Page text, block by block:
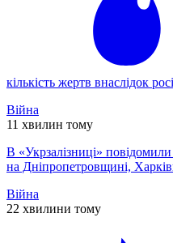
кількість жертв внаслідок
Війна
11 хвилин тому
В «Укрзалізниці»
на Дніпропетровщині,
Війна
22 хвилини тому